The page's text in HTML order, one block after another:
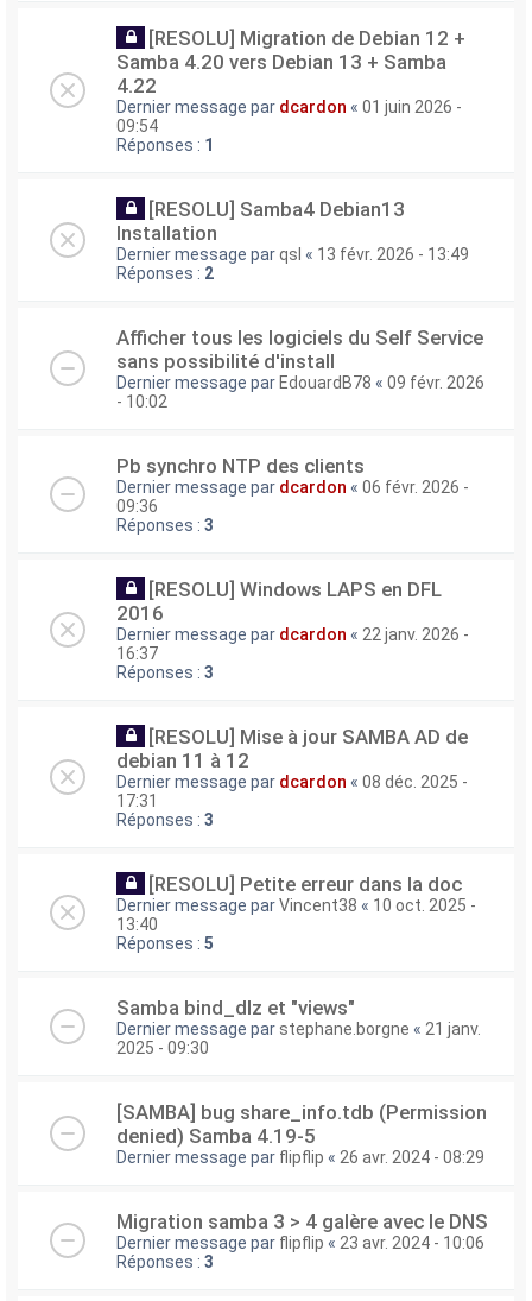
[RESOLU] Migration de Debian 12 +
Samba 4.20 vers Debian 13 + Samba
4.22
Dernier message par dcardon « 01 juin 2026 -
09:54
Réponses : 1
[RESOLU] Samba4 Debian13
Installation
Dernier message parqsl « 13 févr. 2026 - 13:49
Réponses : 2
Afficher tous les logiciels du Self Service
sans possibilité d'install
Dernier message par EdouardB78 « 09 févr. 2026
- 10:02
Pb synchro NTP des clients
Dernier message par dcardon « 06 févr. 2026 -
09:36
Réponses : 3
[RESOLU] Windows LAPS en DFL
2016
Dernier message par dcardon « 22 janv. 2026 -
16:37
Réponses : 3
[RESOLU] Mise à jour SAMBA AD de
debian 11 à 12
Dernier message par dcardon « 08 déc. 2025 -
17:31
Réponses : 3
[RESOLU] Petite erreur dans la doc
Dernier message parVincent38 « 10 oct. 2025 -
13:40
Réponses : 5
Samba bind_dlz et "views"
Dernier message par stephane.borgne « 21 janv.
2025 - 09:30
[SAMBA] bug share_info.tdb (Permission
denied) Samba 4.19-5
Dernier message par flipflip « 26 avr. 2024 - 08:29
Migration samba 3 > 4 galère avec le DNS
Dernier message par flipflip « 23 avr. 2024 - 10:06
Réponses : 3